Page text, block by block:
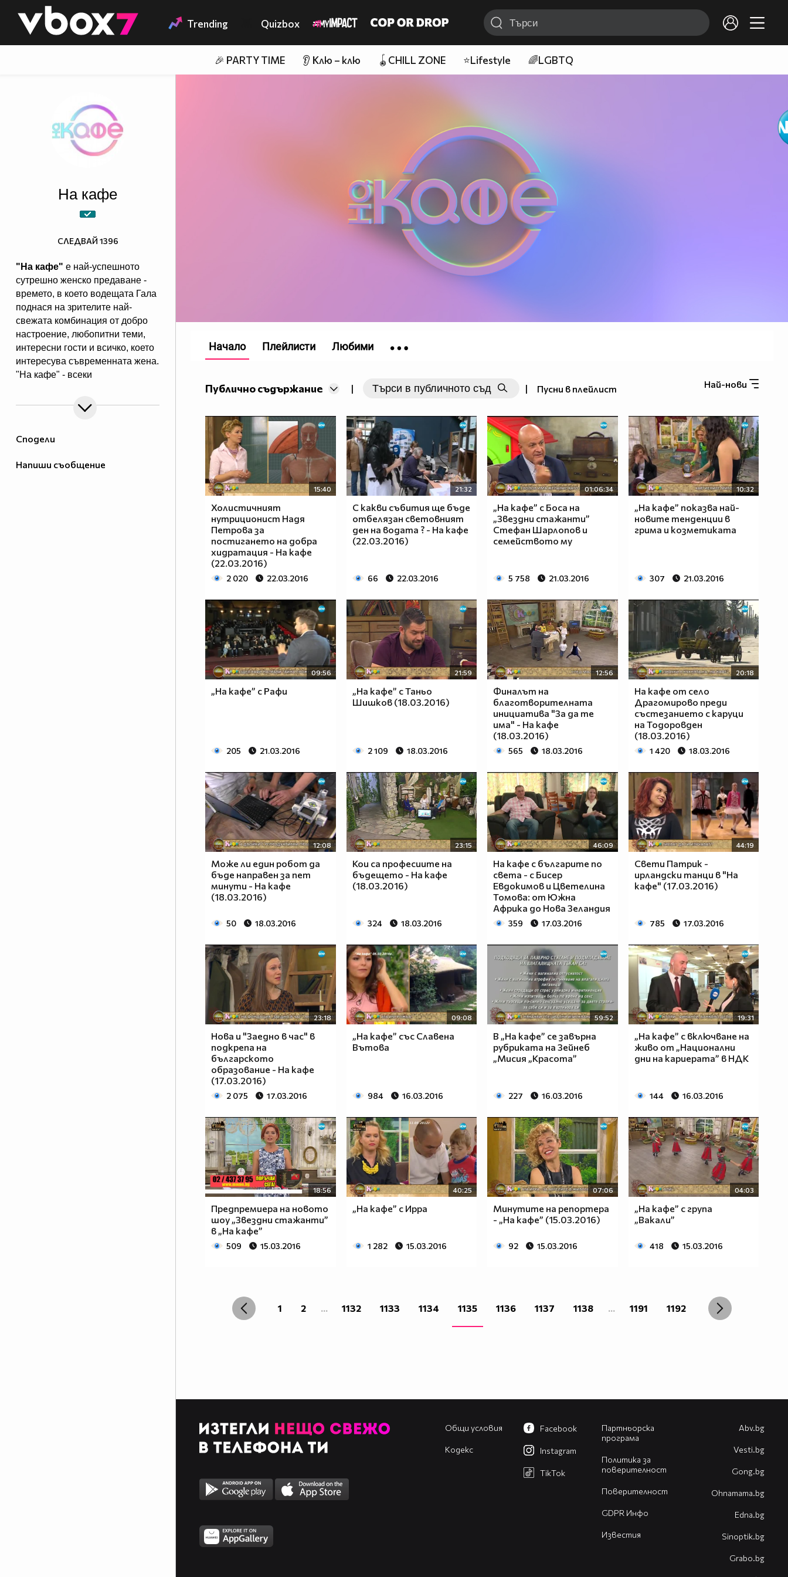
👾 Trending Quizbox
🎉 PARTY TIME 👂 Клю – клю 🪀CHILL ZONE ⭐Lifestyle 🌈LGBTQ
Сподели
Напиши съобщение
На кафе
"На кафе" е най-успешното
сутрешно женско предаване -
времето, в което водещата Гала
поднася на зрителите най-
свежата комбинация от добро
настроение, любопитни теми,
интересни гости и всичко, което
интересува съвременната жена.
"На кафе" - всеки
Eпизодите на предаването може
СЛЕДВАЙ 1396
Най-нови
Публично съдържание | | Пусни в плейлист
15:40
Холистичният
нутриционист Надя
Петрова за
постигането на добра
хидратация - На кафе
(22.03.2016)
2 020 22.03.2016
21:32
С какви събития ще бъде
отбелязан световният
ден на водата ? - На кафе
(22.03.2016)
66 22.03.2016
01:06:34
„На кафе” с Боса на
„Звездни стажанти”
Стефан Шарлопов и
семейството му
5 758 21.03.2016
10:32
„На кафе” показва най-
новите тенденции в
грима и козметиката
307 21.03.2016
09:56
„На кафе” с Рафи
205 21.03.2016
21:59
„На кафе” с Таньо
Шишков (18.03.2016)
2 109 18.03.2016
12:56
Финалът на
благотворителната
инициатива "За да те
има" - На кафе
(18.03.2016)
565 18.03.2016
20:18
На кафе от село
Драгомирово преди
състезанието с каруци
на Тодоровден
(18.03.2016)
1 420 18.03.2016
12:08
Може ли един робот да
бъде направен за пет
минути - На кафе
(18.03.2016)
50 18.03.2016
23:15
Кои са професиите на
бъдещето - На кафе
(18.03.2016)
324 18.03.2016
46:09
На кафе с българите по
света - с Бисер
Евдокимов и Цветелина
Томова: от Южна
Африка до Нова Зеландия
359 17.03.2016
44:19
Свети Патрик -
ирландски танци в "На
кафе" (17.03.2016)
785 17.03.2016
23:18
Нова и "Заедно в час" в
подкрепа на
българското
образование - На кафе
(17.03.2016)
2 075 17.03.2016
09:08
„На кафе” със Славена
Вътова
984 16.03.2016
59:52
В „На кафе” се завърна
рубриката на Зейнеб
„Мисия „Красота”
227 16.03.2016
19:31
„На кафе” с включване на
живо от „Национални
дни на кариерата” в НДК
144 16.03.2016
18:56
Предпремиера на новото
шоу „Звездни стажанти”
в „На кафе”
509 15.03.2016
40:25
„На кафе” с Ирра
1 282 15.03.2016
07:06
Минутите на репортера
- „На кафе” (15.03.2016)
92 15.03.2016
04:03
„На кафе” с група
„Вакали”
418 15.03.2016
1 2 ... 1132 1133 1134 1135 1136 1137 1138 ... 1191 1192
Начало Плейлисти Любими
Общи условия
Кодекс
Партньорска
програма
Политика за
поверителност
Поверителност
GDPR Инфо
Известия
Facebook
Instagram
TikTok
Abv.bg
Vesti.bg
Gong.bg
Оhnamama.bg
Edna.bg
Sinoptik.bg
Grabo.bg